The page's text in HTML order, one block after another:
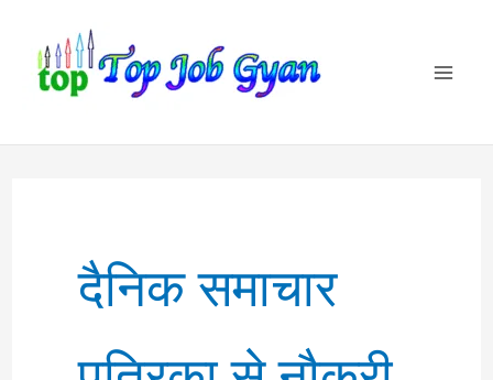
content
दैनिक समाचार